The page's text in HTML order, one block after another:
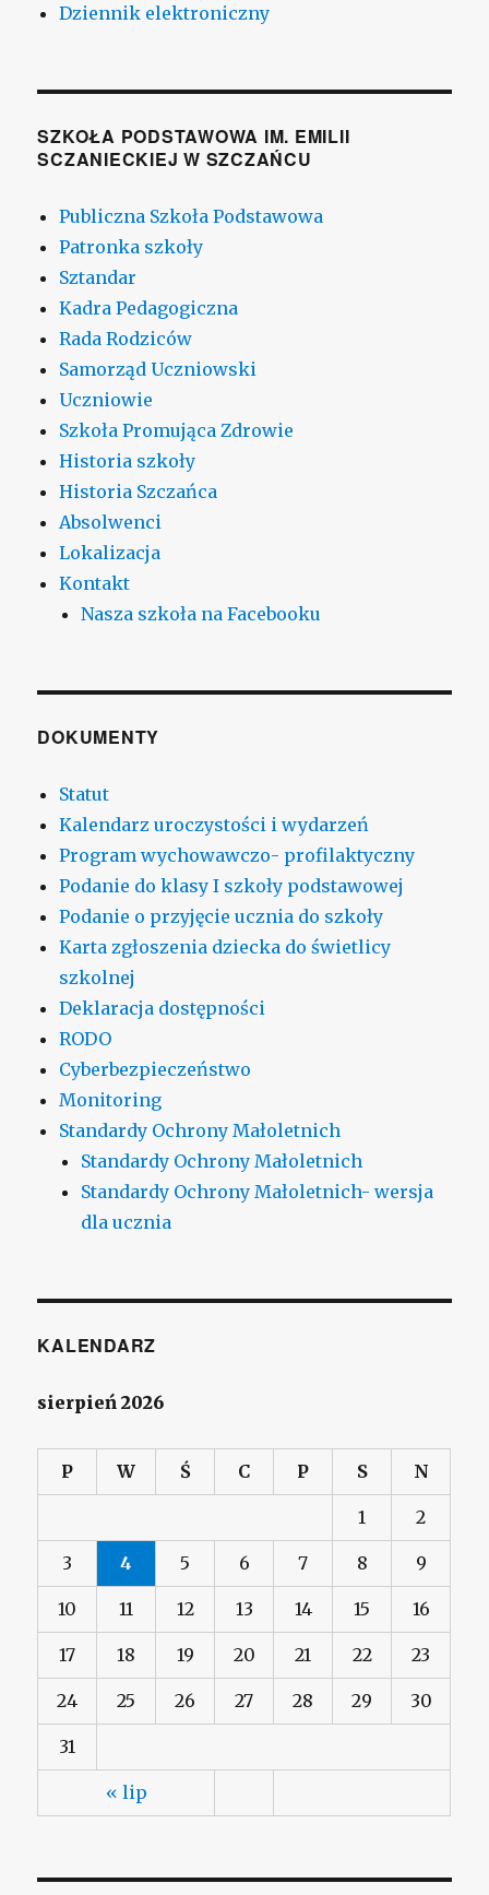
Dziennik elektroniczny
SZKOŁA PODSTAWOWA IM. EMILII
SCZANIECKIEJ W SZCZAŃCU
Publiczna Szkoła Podstawowa
Patronka szkoły
Sztandar
Kadra Pedagogiczna
Rada Rodziców
Samorząd Uczniowski
Uczniowie
Szkoła Promująca Zdrowie
Historia szkoły
Historia Szczańca
Absolwenci
Lokalizacja
Kontakt
Nasza szkoła na Facebooku
DOKUMENTY
Statut
Kalendarz uroczystości i wydarzeń
Program wychowawczo- profilaktyczny
Podanie do klasy I szkoły podstawowej
Podanie o przyjęcie ucznia do szkoły
Karta zgłoszenia dziecka do świetlicy
szkolnej
Deklaracja dostępności
RODO
Cyberbezpieczeństwo
Monitoring
Standardy Ochrony Małoletnich
Standardy Ochrony Małoletnich
Standardy Ochrony Małoletnich- wersja
dla ucznia
KALENDARZ
sierpień 2026
P W Ś C P S N
« lip
1 2
3 4 5 6 7 8 9
10 11 12 13 14 15 16
17 18 19 20 21 22 23
24 25 26 27 28 29 30
31